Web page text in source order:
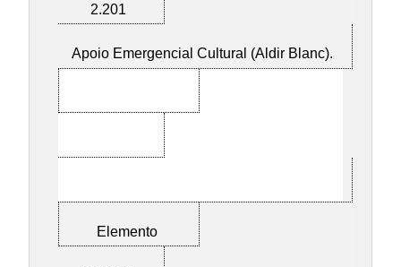
2.201
Apoio Emergencial Cultural (Aldir Blanc).
Elemento